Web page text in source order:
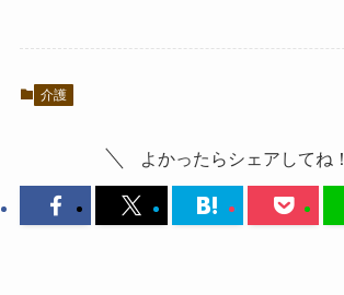
介護
よかったらシェアしてね！